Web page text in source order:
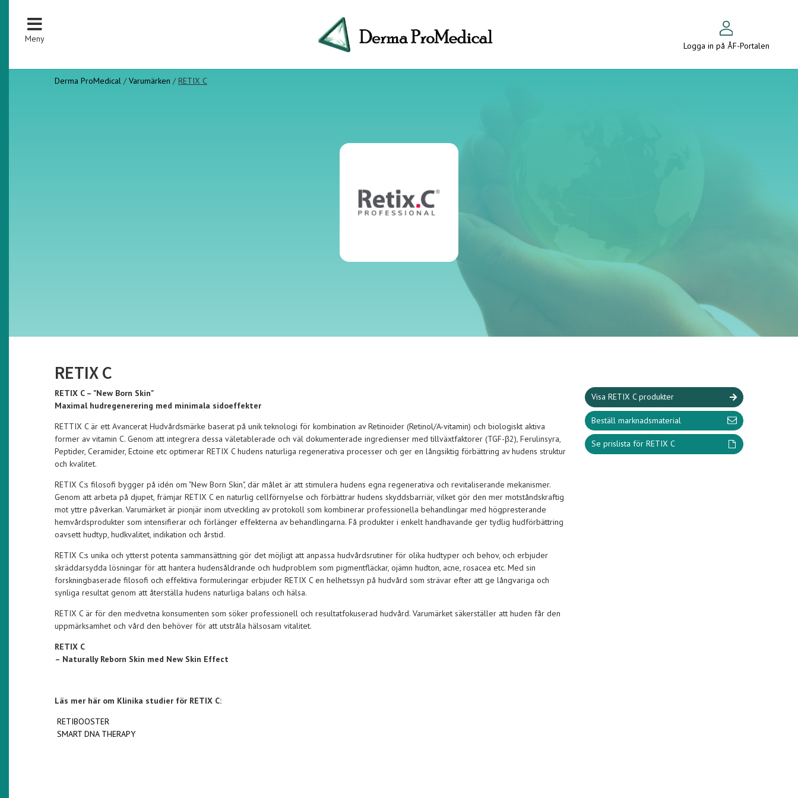
Meny
Logga in på ÅF-Portalen
Derma ProMedical /Varumärken /RETIX C
RETIX C
RETIX C – "New Born Skin"
Maximal hudregenerering med minimala sidoeffekter
RETTIX C är ett Avancerat Hudvårdsmärke baserat på unik teknologi för kombination av Retinoider (Retinol/A-vitamin) och biologiskt aktiva
former av vitamin C. Genom att integrera dessa väletablerade och väl dokumenterade ingredienser med tillväxtfaktorer (TGF-β2), Ferulinsyra,
Peptider, Ceramider, Ectoine etc optimerar RETIX C hudens naturliga regenerativa processer och ger en långsiktig förbättring av hudens struktur
och kvalitet.
RETIX C:s filosofi bygger på idén om "New Born Skin", där målet är att stimulera hudens egna regenerativa och revitaliserande mekanismer.
Genom att arbeta på djupet, främjar RETIX C en naturlig cellförnyelse och förbättrar hudens skyddsbarriär, vilket gör den mer motståndskraftig
mot yttre påverkan. Varumärket är pionjär inom utveckling av protokoll som kombinerar professionella behandlingar med högpresterande
hemvårdsprodukter som intensifierar och förlänger effekterna av behandlingarna. Få produkter i enkelt handhavande ger tydlig hudförbättring
oavsett hudtyp, hudkvalitet, indikation och årstid.
RETIX C:s unika och ytterst potenta sammansättning gör det möjligt att anpassa hudvårdsrutiner för olika hudtyper och behov, och erbjuder
skräddarsydda lösningar för att hantera hudensåldrande och hudproblem som pigmentfläckar, ojämn hudton, acne, rosacea etc. Med sin
forskningbaserade filosofi och effektiva formuleringar erbjuder RETIX C en helhetssyn på hudvård som strävar efter att ge långvariga och
synliga resultat genom att återställa hudens naturliga balans och hälsa.
RETIX C är för den medvetna konsumenten som söker professionell och resultatfokuserad hudvård. Varumärket säkerställer att huden får den
uppmärksamhet och vård den behöver för att utstråla hälsosam vitalitet.
RETIX C
– Naturally Reborn Skin med New Skin Effect
Läs mer här om Klinika studier för RETIX C:
RETIBOOSTER
SMART DNA THERAPY
Visa RETIX C produkter
Beställ marknadsmaterial
Se prislista för RETIX C